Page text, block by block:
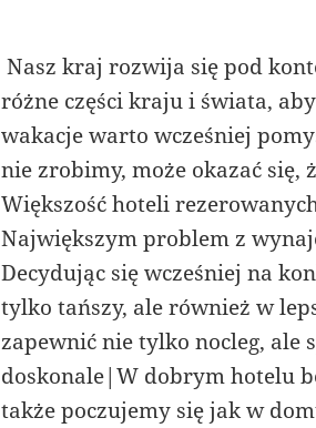
Nasz kraj rozwija się pod
różne części kraju i świata,
wakacje warto wcześniej
nie zrobimy, może okazać się,
Większość hoteli
Największym problem z
Decydując się wcześniej na
tylko tańszy, ale również w
zapewnić nie tylko nocleg, ale
doskonale|W dobrym hotelu
także poczujemy się jak w